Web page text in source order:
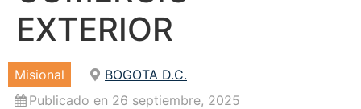
EXTERIOR
Misional
BOGOTA D.C.
Publicado en 26 septiembre, 2025